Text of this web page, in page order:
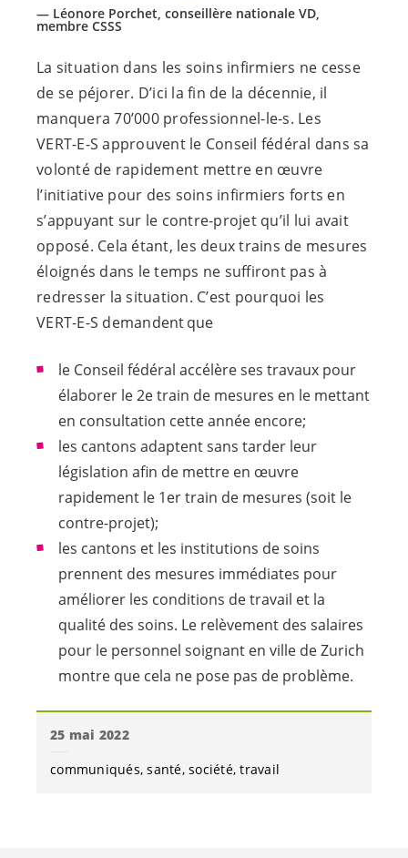
Léonore Porchet, conseillère nationale VD,
membre CSSS
La situation dans les soins infirmiers ne cesse
de se péjorer. D’ici la fin de la décennie, il
manquera 70’000 professionnel-le-s. Les
VERT-E-S approuvent le Conseil fédéral dans sa
volonté de rapidement mettre en œuvre
l’initiative pour des soins infirmiers forts en
s’appuyant sur le contre-projet qu’il lui avait
opposé. Cela étant, les deux trains de mesures
éloignés dans le temps ne suffiront pas à
redresser la situation. C’est pourquoi les
VERT-E-S demandent que
le Conseil fédéral accélère ses travaux pour
élaborer le 2e train de mesures en le mettant
en consultation cette année encore;
les cantons adaptent sans tarder leur
législation afin de mettre en œuvre
rapidement le 1er train de mesures (soit le
contre-projet);
les cantons et les institutions de soins
prennent des mesures immédiates pour
améliorer les conditions de travail et la
qualité des soins. Le relèvement des salaires
pour le personnel soignant en ville de Zurich
montre que cela ne pose pas de problème.
25 mai 2022
communiqués santé société travail